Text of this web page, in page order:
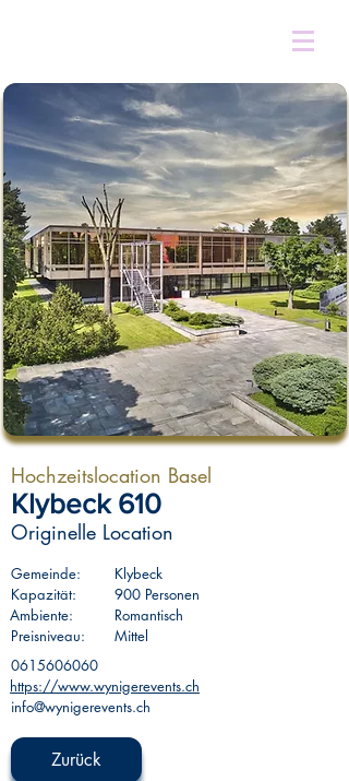
Hochzeitslocation Basel
Klybeck 610
Originelle Location
Gemeinde:
Kapazität:
Ambiente:
Preisniveau:
Klybeck
900 Personen
Romantisch
Mittel
0615606060
https://www.wynigerevents.ch
info@wynigerevents.ch
Zurück